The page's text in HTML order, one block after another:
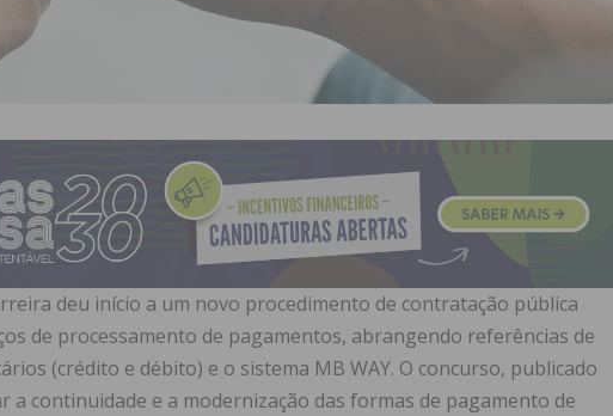
deu início a um novo procedimento de contratação pública
de processamento de pagamentos, abrangendo referências de
(crédito e débito) e o sistema MB WAY. O concurso, publicado
a continuidade e a modernização das formas de pagamento de